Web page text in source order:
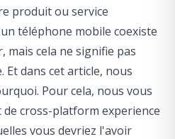
produit ou service
téléphone mobile coexiste
mais cela ne signifie pas
Et dans cet article, nous
Pour cela, nous vous
cross-platform experience
vous devriez l'avoir